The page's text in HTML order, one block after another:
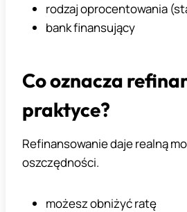
rodzaj oprocentowania
bank finansujący
Co oznacza
praktyce?
Refinansowanie daje realną
oszczędności.
możesz obniżyć ratę